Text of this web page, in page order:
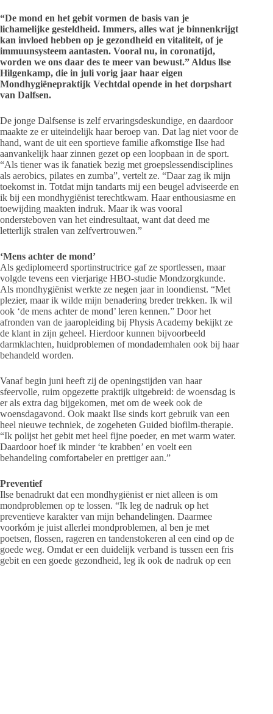
“De mond en het gebit vormen de basis van je
lichamelijke gesteldheid. Immers, alles wat je binnenkrijgt
kan invloed hebben op je gezondheid en vitaliteit, of je
immuunsysteem aantasten. Vooral nu, in coronatijd,
worden we ons daar des te meer van bewust.” Aldus llse
Hilgenkamp, die in juli vorig jaar haar eigen
Mondhygiënepraktijk Vechtdal opende in het dorpshart
van Dalfsen.
De jonge Dalfsense is zelf ervaringsdeskundige, en daardoor
maakte ze er uiteindelijk haar beroep van. Dat lag niet voor de
hand, want de uit een sportieve familie afkomstige Ilse had
aanvankelijk haar zinnen gezet op een loopbaan in de sport.
“Als tiener was ik fanatiek bezig met groepslessendisciplines
als aerobics, pilates en zumba”, vertelt ze. “Daar zag ik mijn
toekomst in. Totdat mijn tandarts mij een beugel adviseerde en
ik bij een mondhygiënist terechtkwam. Haar enthousiasme en
toewijding maakten indruk. Maar ik was vooral
ondersteboven van het eindresultaat, want dat deed me
letterlijk stralen van zelfvertrouwen.”
‘Mens achter de mond’
Als gediplomeerd sportinstructrice gaf ze sportlessen, maar
volgde tevens een vierjarige HBO-studie Mondzorgkunde.
Als mondhygiënist werkte ze negen jaar in loondienst. “Met
plezier, maar ik wilde mijn benadering breder trekken. Ik wil
ook ‘de mens achter de mond’ leren kennen.” Door het
afronden van de jaaropleiding bij Physis Academy bekijkt ze
de klant in zijn geheel. Hierdoor kunnen bijvoorbeeld
darmklachten, huidproblemen of mondademhalen ook bij haar
behandeld worden.
Vanaf begin juni heeft zij de openingstijden van haar
sfeervolle, ruim opgezette praktijk uitgebreid: de woensdag is
er als extra dag bijgekomen, met om de week ook de
woensdagavond. Ook maakt Ilse sinds kort gebruik van een
heel nieuwe techniek, de zogeheten Guided biofilm-therapie.
“Ik polijst het gebit met heel fijne poeder, en met warm water.
Daardoor hoef ik minder ‘te krabben’ en voelt een
behandeling comfortabeler en prettiger aan.”
Preventief
Ilse benadrukt dat een mondhygiënist er niet alleen is om
mondproblemen op te lossen. “Ik leg de nadruk op het
preventieve karakter van mijn behandelingen. Daarmee
voorkóm je juist allerlei mondproblemen, al ben je met
poetsen, flossen, rageren en tandenstokeren al een eind op de
goede weg. Omdat er een duidelijk verband is tussen een fris
gebit en een goede gezondheid, leg ik ook de nadruk op een